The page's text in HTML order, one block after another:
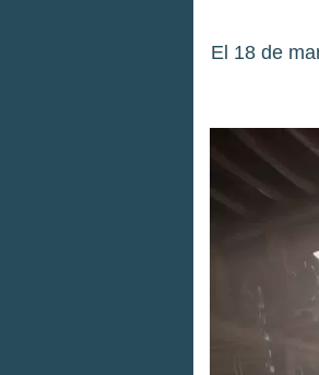
El 18 de